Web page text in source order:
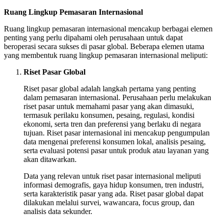
Ruang Lingkup Pemasaran Internasional
Ruang lingkup pemasaran internasional mencakup berbagai elemen
penting yang perlu dipahami oleh perusahaan untuk dapat
beroperasi secara sukses di pasar global. Beberapa elemen utama
yang membentuk ruang lingkup pemasaran internasional meliputi:
Riset Pasar Global
Riset pasar global adalah langkah pertama yang penting
dalam pemasaran internasional. Perusahaan perlu melakukan
riset pasar untuk memahami pasar yang akan dimasuki,
termasuk perilaku konsumen, pesaing, regulasi, kondisi
ekonomi, serta tren dan preferensi yang berlaku di negara
tujuan. Riset pasar internasional ini mencakup pengumpulan
data mengenai preferensi konsumen lokal, analisis pesaing,
serta evaluasi potensi pasar untuk produk atau layanan yang
akan ditawarkan.
Data yang relevan untuk riset pasar internasional meliputi
informasi demografis, gaya hidup konsumen, tren industri,
serta karakteristik pasar yang ada. Riset pasar global dapat
dilakukan melalui survei, wawancara, focus group, dan
analisis data sekunder.